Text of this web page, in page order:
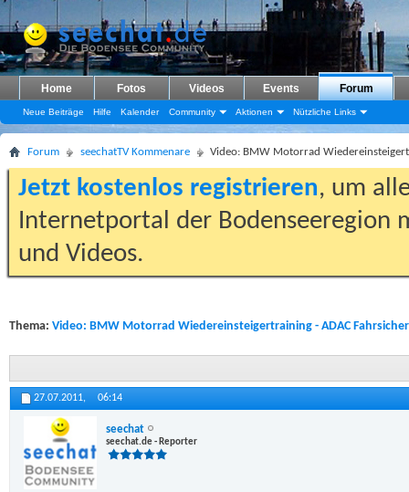
Home Fotos Videos Events Forum
Neue Beiträge Hilfe Kalender Community Aktionen Nützliche Links
Forum seechatTV Kommenare Video: BMW Motorrad
Jetzt kostenlos registrieren, um
Internetportal der Bodenseeregion
und Videos.
Thema: Video: BMW Motorrad Wiedereinsteigertraining - ADAC
27.07.2011, 06:14
seechat
seechat.de - Reporter